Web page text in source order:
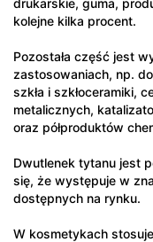
drukarskie, guma,
kolejne kilka procent.
Pozostała część jest
zastosowaniach, np.
szkła i szkłoceramiki,
metalicznych,
oraz półproduktów
Dwutlenek tytanu jest
się, że występuje w
dostępnych na rynku.
W kosmetykach